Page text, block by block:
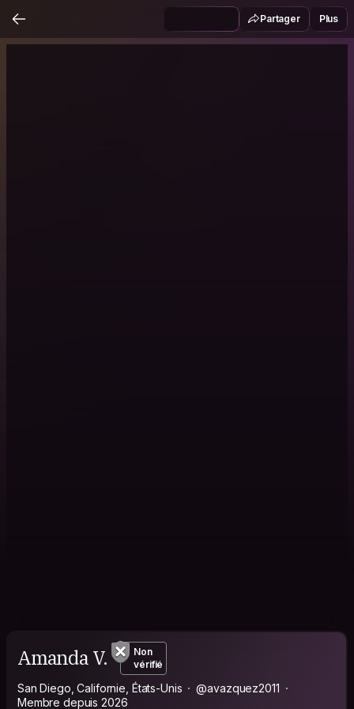
Partager Plus
Amanda V.
Non
vérifié
San Diego, Californie, États-Unis
@avazquez2011
Membre depuis 2026